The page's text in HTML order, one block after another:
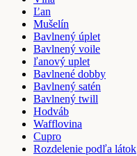
Ľan
Mušelín
Bavlnený úplet
Bavlnený voile
ľanový uplet
Bavlnené dobby
Bavlnený satén
Bavlnený twill
Hodváb
Wafflovina
Cupro
Rozdelenie podľa látok